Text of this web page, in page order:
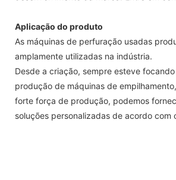
Aplicação do produto
As máquinas de perfuração usadas
amplamente utilizadas na indústria.
Desde a criação, sempre esteve focando
produção de máquinas de
forte força de produção, podemos
soluções personalizadas de acordo com